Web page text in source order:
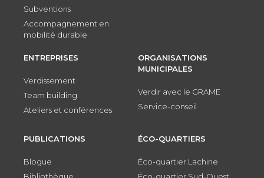
Subventions
Accompagnement en
mobilité durable
ENTREPRISES
Verdissement
Team building
Ateliers et conférences
ORGANISATIONS
MUNICIPALES
Verdir avec le GRAME
Service-conseil
PUBLICATIONS
Blogue
ÉCO-QUARTIERS
Éco-quartier Lachine